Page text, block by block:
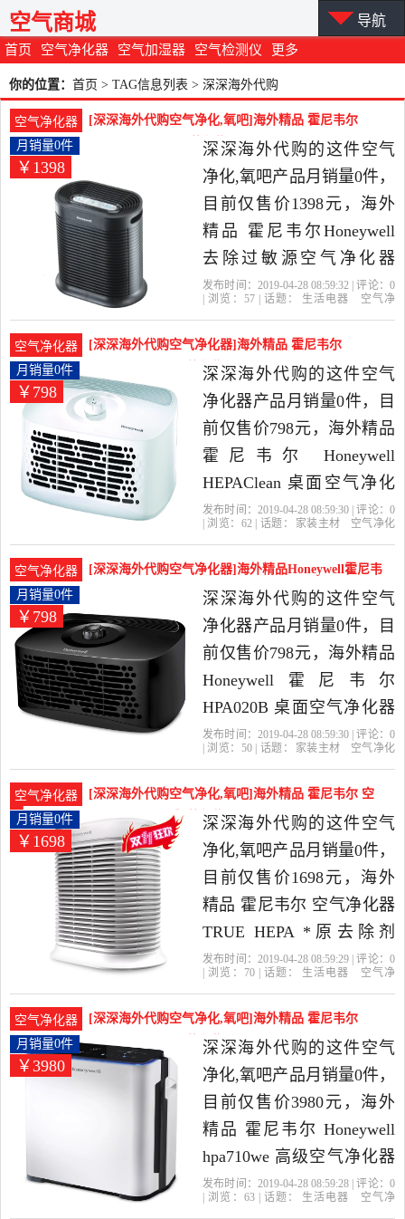
首页 空气净化器 空气加湿器 空气检测仪 更多
空气商城 导航
你的位置： 首页 > TAG信息列表 > 深深海外代购
空气净化器
[深深海外代购空气净化,氧吧]海外精品 霍尼韦尔
Honeywell月销量0件仅售1398元
￥1398
月销量0件
深深海外代购的这件空气
净化,氧吧产品月销量0件，
目前仅售价1398元，海外
精品 霍尼韦尔Honeywell
去除过敏源空气净化器
HPA100 155平是2019年深
当中性价比很高的空气净
化,氧吧，由德国发货。
发布时间：2019-04-28 08:59:32 | 评论： 0
| 浏览： 57| 话题： 生活电器
空气净
空气净化器
[深深海外代购空气净化器]海外精品 霍尼韦尔
Honeywel月销量0件仅售798元
￥798
月销量0件
深深海外代购的这件空气
净化器产品月销量0件，目
前仅售价798元，海外精品
霍尼韦尔 Honeywell
HEPAClean 桌面空气净化
器是2019年深深海外代购
很高的空气净化器，由德
国发货。
发布时间：2019-04-28 08:59:30 | 评论： 0
| 浏览： 62| 话题： 家装主材
空气净化
空气净化器
[深深海外代购空气净化器]海外精品Honeywell霍尼韦
尔 月销量0件仅售798元
￥798
月销量0件
深深海外代购的这件空气
净化器产品月销量0件，目
前仅售价798元，海外精品
Honeywell霍尼韦尔
HPA020B 桌面空气净化器
德国发货是2019年深深海
性价比很高的空气净化
器，由德国发货。
发布时间：2019-04-28 08:59:30 | 评论： 0
| 浏览： 50| 话题： 家装主材
空气净化
空气净化器
[深深海外代购空气净化,氧吧]海外精品 霍尼韦尔 空
气净化器 月销量0件仅售1698元
￥1698
月销量0件
深深海外代购的这件空气
净化,氧吧产品月销量0件，
目前仅售价1698元，海外
精品 霍尼韦尔 空气净化器
TRUE HEPA *原去除剂
hpa100we是2019年深深海
性价比很高的空气净化,氧
吧，由德国发货。
发布时间：2019-04-28 08:59:29 | 评论： 0
| 浏览： 70| 话题： 生活电器
空气净
空气净化器
[深深海外代购空气净化,氧吧]海外精品 霍尼韦尔
Honeywel月销量0件仅售3980元
￥3980
月销量0件
深深海外代购的这件空气
净化,氧吧产品月销量0件，
目前仅售价3980元，海外
精品 霍尼韦尔 Honeywell
hpa710we 高级空气净化器
是2019年深深海外代购精
发布时间：2019-04-28 08:59:28 | 评论： 0
| 浏览： 63| 话题： 生活电器
空气净